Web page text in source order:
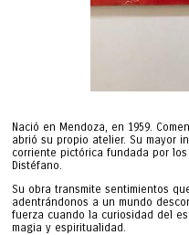
Nació en Mendoza, en 1959.
abrió su propio atelier. Su mayor
corriente pictórica fundada por
Distéfano.
Su obra transmite sentimientos
adentrándonos a un mundo
fuerza cuando la curiosidad del
magia y espiritualidad.